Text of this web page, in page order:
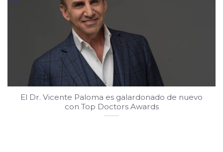
El Dr. Vicente Paloma es galardonado de nuevo
con Top Doctors Awards